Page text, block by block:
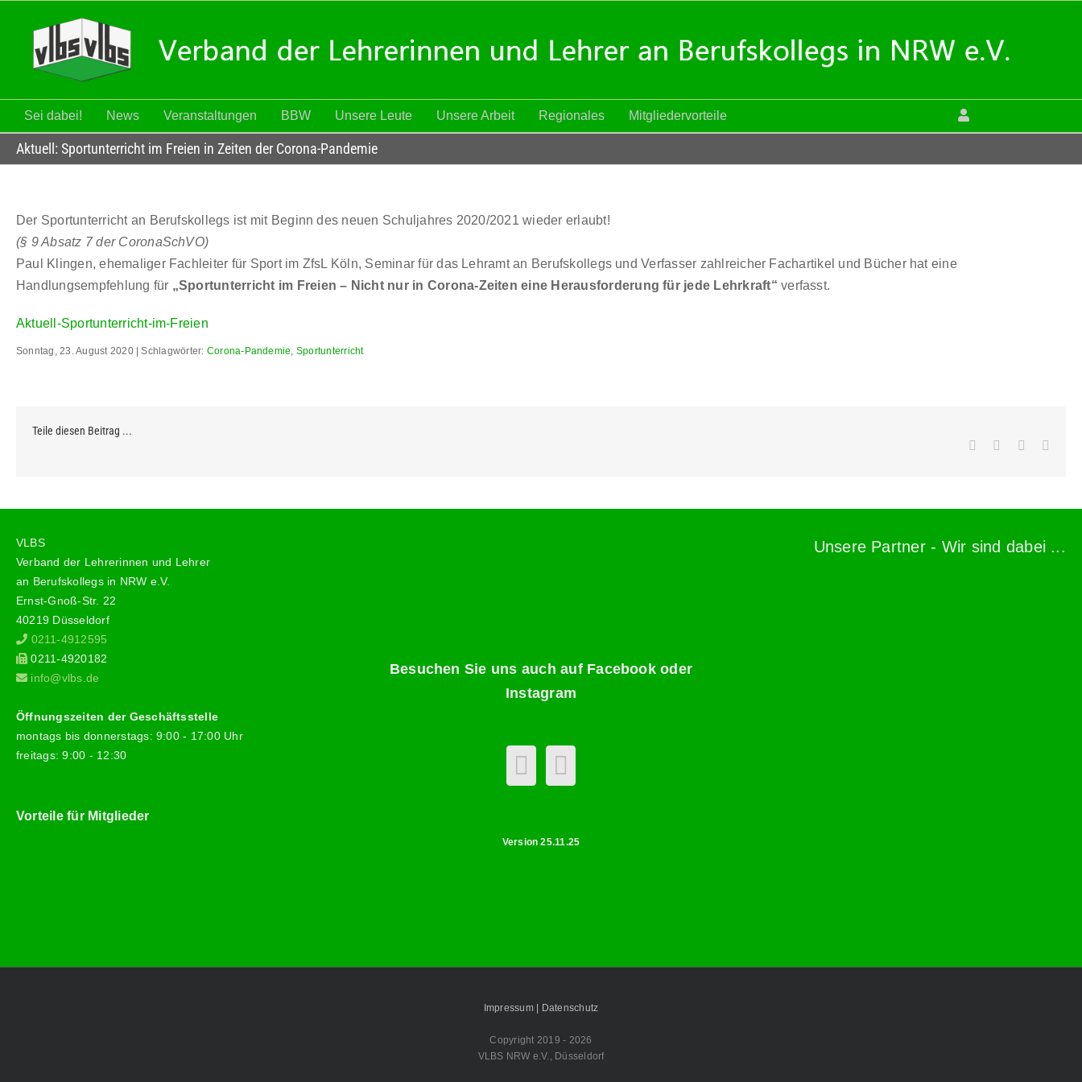
springen
Sei dabei! News Veranstaltungen BBW Unsere Leute Unsere Arbeit Regionales Mitgliedervorteile
Aktuell: Sportunterricht im Freien in Zeiten der Corona-Pandemie
Der Sportunterricht an Berufskollegs ist mit Beginn des neuen Schuljahres 2020/2021 wieder erlaubt!
(§ 9 Absatz 7 der CoronaSchVO)
Paul Klingen, ehemaliger Fachleiter für Sport im ZfsL Köln, Seminar für das Lehramt an Berufskollegs und Verfasser zahlreicher Fachartikel und Bücher hat eine
Handlungsempfehlung für „Sportunterricht im Freien – Nicht nur in Corona-Zeiten eine Herausforderung für jede Lehrkraft“ verfasst.
Aktuell-Sportunterricht-im-Freien
Sonntag, 23. August 2020 | Schlagwörter: Corona-Pandemie Sportunterricht
Teile diesen Beitrag ...
Facebook WhatsApp
VLBS
Verband der Lehrerinnen und Lehrer
an Berufskollegs in NRW e.V.
Ernst-Gnoß-Str. 22
40219 Düsseldorf
0211-4912595
0211-4920182
info@vlbs.de
Öffnungszeiten der Geschäftsstelle
montags bis donnerstags: 9:00 - 17:00 Uhr
freitags: 9:00 - 12:30
Vorteile für Mitglieder
Besuchen Sie uns auch auf Facebook oder
Instagram
Version 25.11.25
Unsere Partner - Wir sind dabei ...
Impressum | Datenschutz
Copyright 2019 - 2026
VLBS NRW e.V., Düsseldorf